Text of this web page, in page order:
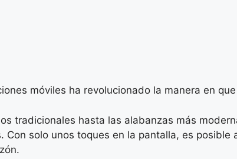
móviles ha revolucionado la manera en
tradicionales hasta las alabanzas más
Con solo unos toques en la pantalla, es